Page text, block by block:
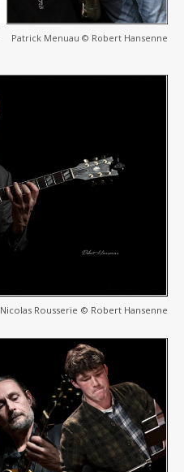
Patrick Menuau © Robert Hansenne
Nicolas Rousserie © Robert Hansenne